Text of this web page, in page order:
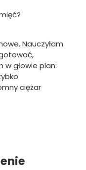
Nauczyłam
w głowie plan:
ciężar